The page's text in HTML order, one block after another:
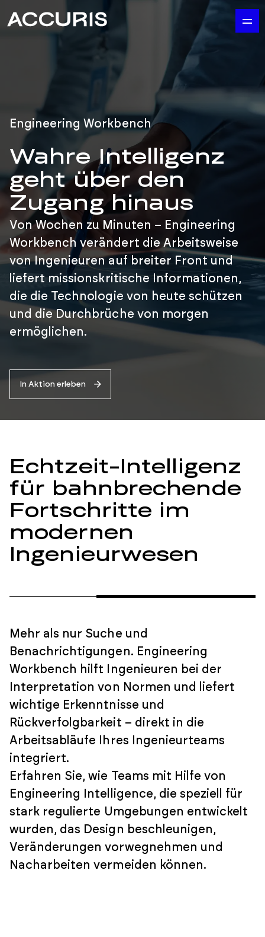
Engineering Workbench
Wahre Intelligenz
geht über den
Zugang hinaus
Von Wochen zu Minuten – Engineering
Workbench verändert die Arbeitsweise
von Ingenieuren auf breiter Front und
liefert missionskritische Informationen,
die die Technologie von heute schützen
und die Durchbrüche von morgen
ermöglichen.
In Aktion erleben
Echtzeit-Intelligenz
für bahnbrechende
Fortschritte im
modernen
Ingenieurwesen
Mehr als nur Suche und
Benachrichtigungen. Engineering
Workbench hilft Ingenieuren bei der
Interpretation von Normen und liefert
wichtige Erkenntnisse und
Rückverfolgbarkeit – direkt in die
Arbeitsabläufe Ihres Ingenieurteams
integriert.
Erfahren Sie, wie Teams mit Hilfe von
Engineering Intelligence, die speziell für
stark regulierte Umgebungen entwickelt
wurden, das Design beschleunigen,
Veränderungen vorwegnehmen und
Nacharbeiten vermeiden können.